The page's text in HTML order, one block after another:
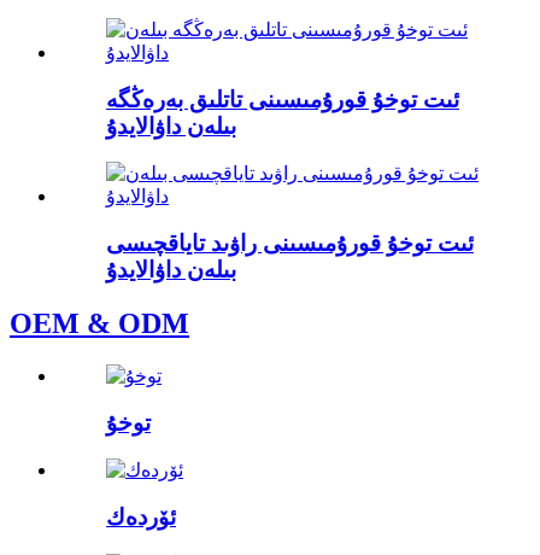
ئىت توخۇ قورۇمىسىنى تاتلىق بەرەڭگە
بىلەن داۋالايدۇ
ئىت توخۇ قورۇمىسىنى راۋىد تاياقچىسى
بىلەن داۋالايدۇ
OEM & ODM
توخۇ
ئۆردەك